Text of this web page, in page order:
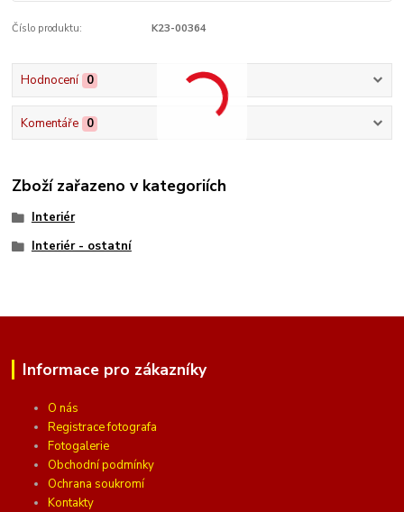
Číslo produktu: K23-00364
Hodnocení 0
Komentáře 0
Zboží zařazeno v kategoriích
Interiér
Interiér - ostatní
Informace pro zákazníky
O nás
Registrace fotografa
Fotogalerie
Obchodní podmínky
Ochrana soukromí
Kontakty